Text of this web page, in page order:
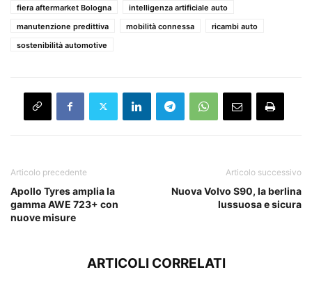
fiera aftermarket Bologna
intelligenza artificiale auto
manutenzione predittiva
mobilità connessa
ricambi auto
sostenibilità automotive
Articolo precedente
Apollo Tyres amplia la
gamma AWE 723+ con
nuove misure
Articolo successivo
Nuova Volvo S90, la berlina
lussuosa e sicura
ARTICOLI CORRELATI